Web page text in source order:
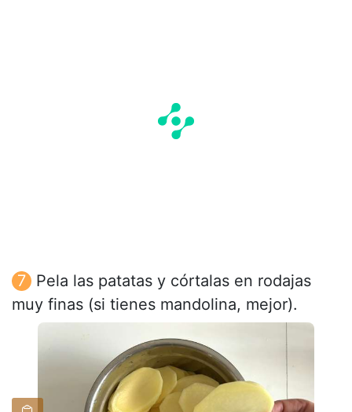
Pela las patatas y córtalas en rodajas
muy finas (si tienes mandolina, mejor).